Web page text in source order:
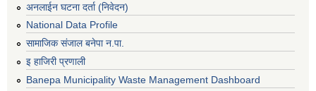
अनलाईन घटना दर्ता (निवेदन)
National Data Profile
सामाजिक संजाल बनेपा न.पा.
इ हाजिरी प्रणाली
Banepa Municipality Waste Management Dashboard